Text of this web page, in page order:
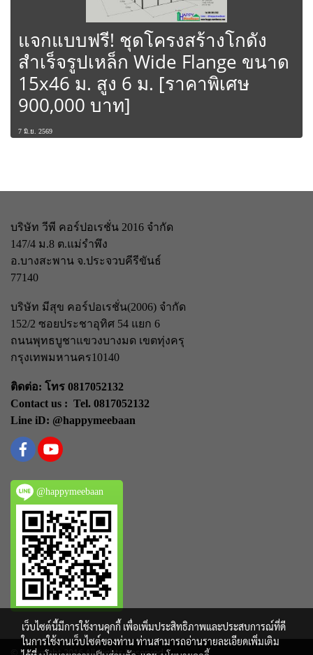
แจกแบบฟรี! ชุดโครงสร้างโกดัง
สำเร็จรูปเหล็ก Wide Flange ขนาด
15x46 ม. สูง 6 ม. [ราคาพิเศษ
900,000 บาท]
7 มิ.ย. 2569
บริษัท วีพี คอร์ปอเรชั่น 2016 จำกัด
147/4 ม.8 ต.แม่รำพึง
อ.บางสะพาน จ.ประจวบคีรีขันธ์
77140
บริษัท มีสุข คอร์ปอเรชั่น(2006) จำกัด
152/2 ซอยประชาอุทิศ 54 แยก 6
ถนนพุทธบูชาแขวงบางมด เขตทุ่งครุ
กรุงเทพมหานคร10140
ติดต่อ: โทร 0817052132
Contact us : Tel. 0817052132
Line iD: @happymeebaan
@happymeebaan
© Copyright 2016 All Rights Reserved
เว็บไซต์นี้มีการใช้งานคุกกี้ เพื่อเพิ่มประสิทธิภาพและประสบการณ์ที่ดี
ในการใช้งานเว็บไซต์ของท่าน ท่านสามารถอ่านรายละเอียดเพิ่มเติม